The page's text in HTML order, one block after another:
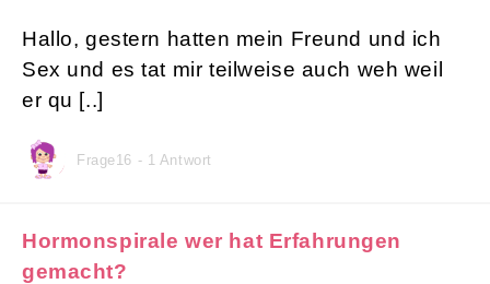
Hallo, gestern hatten mein Freund und ich
Sex und es tat mir teilweise auch weh weil
er qu [..]
Frage16 - 1 Antwort
Hormonspirale wer hat Erfahrungen
gemacht?